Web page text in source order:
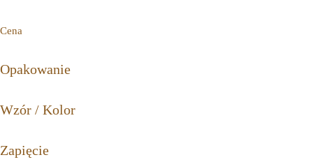
Cena
Opakowanie
Wzór / Kolor
Zapięcie